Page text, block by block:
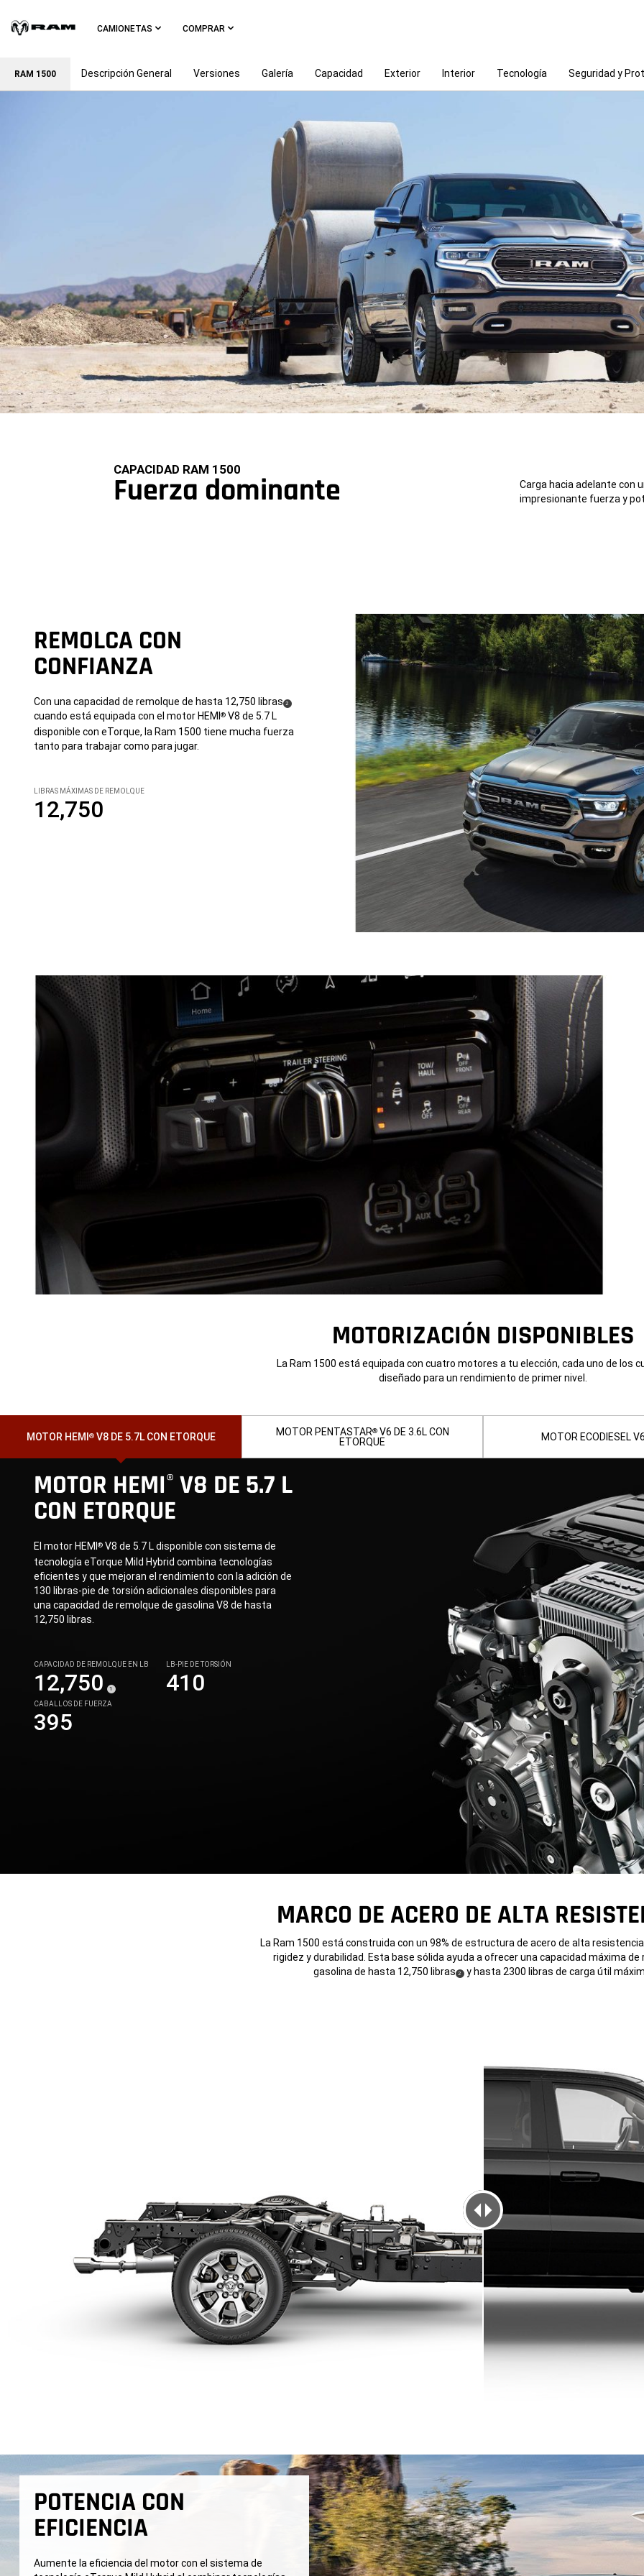
Main
CAMIONETAS COMPRAR
RAM 1500 Descripción General Versiones Galería Capacidad Exterior Interior Tecnología Seguridad y
CAPACIDAD RAM 1500
Fuerza dominante
Carga hacia adelante con
impresionante fuerza y
REMOLCA CON
CONFIANZA
Con una capacidad de remolque de hasta 12,750 libras (2 )
cuando está equipada con el motor HEMI ®V8 de 5.7 L
disponible con eTorque, la Ram 1500 tiene mucha fuerza
tanto para trabajar como para jugar.
LIBRAS MÁXIMAS DE REMOLQUE
12,750
MOTORIZACIÓN DISPONIBLES
La Ram 1500 está equipada con cuatro motores a tu elección, cada uno de los
diseñado para un rendimiento de primer nivel.
MOTOR HEMI ®V8 DE 5.7L CON ETORQUE MOTOR PENTASTAR®V6 DE 3.6L CON
ETORQUE
MOTOR ECODIESEL
MOTOR HEMI® V8 DE 5.7 L
CON ETORQUE
El motor HEMI ®V8 de 5.7 L disponible con sistema de
tecnología eTorque Mild Hybrid combina tecnologías
eficientes y que mejoran el rendimiento con la adición de
130 libras-pie de torsión adicionales disponibles para
una capacidad de remolque de gasolina V8 de hasta
12,750 libras.
CAPACIDAD DE REMOLQUE EN LB
12,750
(
Disclosure
1)
LB-PIE DE TORSIÓN
410
CABALLOS DE FUERZA
395
MARCO DE ACERO DE ALTA
La Ram 1500 está construida con un 98% de estructura de acero de alta
rigidez y durabilidad. Esta base sólida ayuda a ofrecer una capacidad máxima de
gasolina de hasta 12,750 libras (2 y hasta 2300 libras de carga útil
POTENCIA CON
EFICIENCIA
Aumente la eficiencia del motor con el sistema de